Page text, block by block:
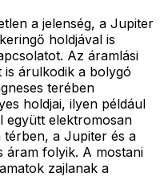
a jelenség, a Jupiter
holdjával is
Az áramlási
árulkodik a bolygó
terében
holdjai, ilyen például
együtt elektromosan
a Jupiter és a
áram folyik. A mostani
zajlanak a